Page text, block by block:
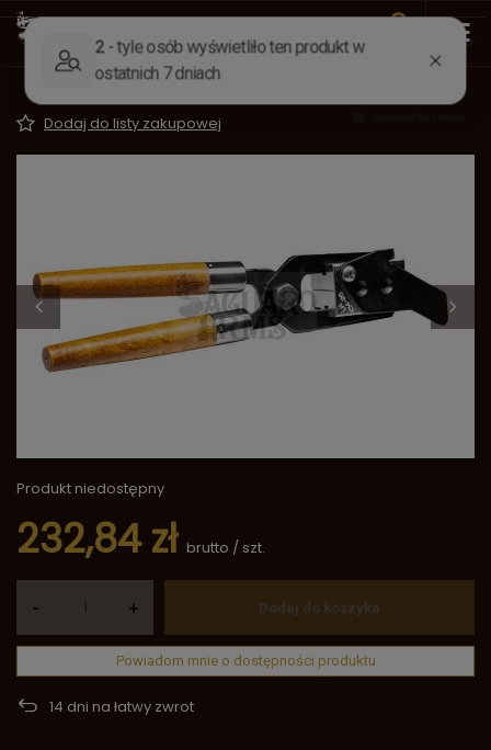
Strona główna Elaboracja Odlewanie kul
Kokila kula. .433
Dodaj do listy zakupowej
Produkt niedostępny
232,84 zł brutto / szt.
- + Dodaj do koszyka
Powiadom mnie o dostępności produktu
14 dni na łatwy zwrot